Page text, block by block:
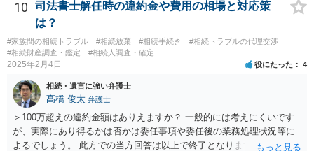
のですか？ →遺書というのが、法律上の遺言の形式を守っている限り
はそのとおりです。 質問3 父が腹違いの長男に法律的に優位になれそ
うな事はありますか？ →遺言が有効な場合、優位に立つことはできま
せんが、お祖父様が認知症であるなどの「遺言が作れないはずの事
情」があるならば①遺言無効確認の訴えを起こすのは一つの手です。
問4 相続トラブルの代理交渉は可能でしょうか。 →一般論としては可
能ですが、お伺いする内容ですとお祖父様が亡くなられた後に動くこ
とになるでしょう。
10
司法書士解任時の違約金や費用の相場と対応策
は？
#家族間の相続トラブル #相続放棄 #相続手続き
#相続トラブルの代理交渉
#相続財産調査・鑑定
#相続人調査・確定
2025年2月4日 役にたった 4
相続・遺言に強い弁護士
髙橋 俊太 弁護士
＞100万超えの違約金額はありえますか？ 一般的には考えにくいです
が、実際にあり得るかは否かは委任事項や委任後の業務処理状況等に
よるでしょう。 此方での当方回答は以上で終了となりますが、参考に